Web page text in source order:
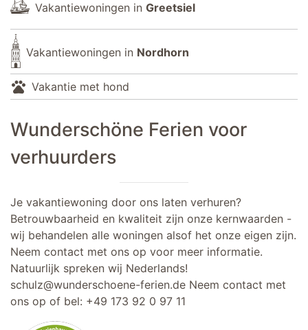
Vakantiewoningen in Greetsiel
Vakantiewoningen in Nordhorn
pets Vakantie met hond
Wunderschöne Ferien voor
verhuurders
Je vakantiewoning door ons laten verhuren?
Betrouwbaarheid en kwaliteit zijn onze kernwaarden -
wij behandelen alle woningen alsof het onze eigen zijn.
Neem contact met ons op voor meer informatie.
Natuurlijk spreken wij Nederlands!
schulz@wunderschoene-ferien.de Neem contact met
ons op of bel: +49 173 92 0 97 11